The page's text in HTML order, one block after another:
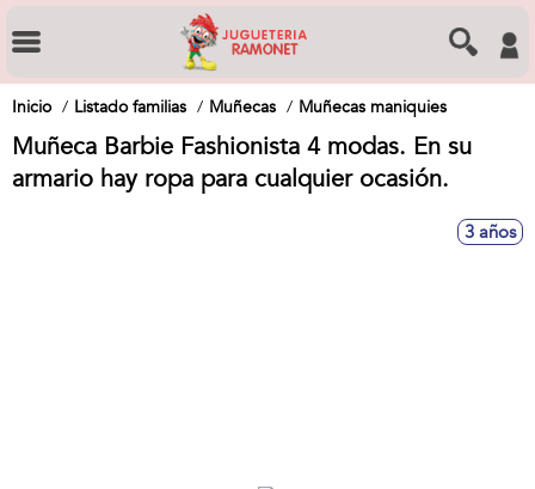
Inicio Listado familias Muñecas Muñecas maniquies
Muñeca Barbie Fashionista 4 modas. En su
armario hay ropa para cualquier ocasión.
3 años